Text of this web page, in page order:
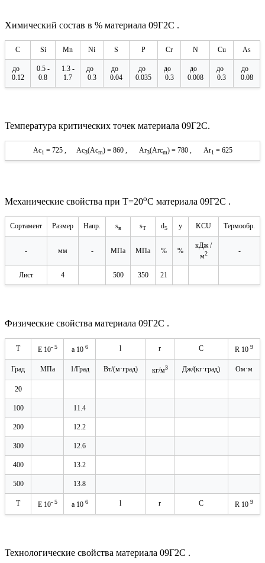
Химический состав в % материала 09Г2С .
C Si Mn Ni S P Cr N Cu As
до
0.12
0.5 -
0.8
1.3 -
1.7
до
0.3
до
0.04
до
0.035
до
0.3
до
0.008
до
0.3
до
0.08
Температура критических точек материала 09Г2С.
Ac1 = 725 , Ac3(Acm) = 860 , Ar3(Arcm) = 780 , Ar1 = 625
Механические свойства при Т=20oС материала 09Г2С .
Сортамент Размер Напр. sв sT d5 y KCU Термообр.
- мм - МПа МПа % %
кДж /
м2 -
Лист 4 500 350 21
Физические свойства материала 09Г2С .
T E 10- 5 a106 l r C R 10 9
Град МПа 1/Град Вт/(м·град) кг/м3 Дж/(кг·град) Ом·м
20
100 11.4
200 12.2
300 12.6
400 13.2
500 13.8
T E 10- 5 a106 l r C R 10 9
Технологические свойства материала 09Г2С .